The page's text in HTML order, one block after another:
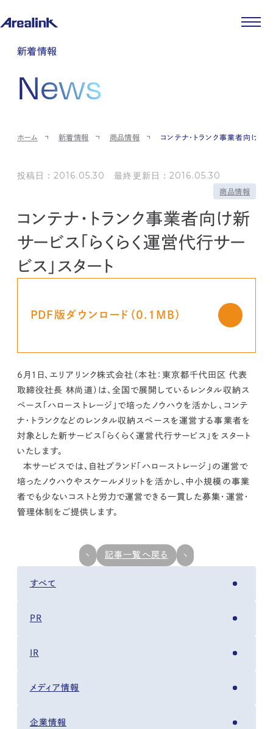
企業情報
企業理念
会社概要
コーポレートガバナンス
ストレージ事業
パートナー制度
土地権利整備事業
IR情報
IRカレンダー
IRポリシー
ストレージ室数実績
個人投資家の皆様へ
よくある質問・用語集
IRメール登録
免責事項
ニュース
商品情報
先輩社員インタビュー
お問い合わせ
kur
土地活用
エリアリンクグループ ジャパントランクル
シー
新着情報
News
ホーム 新着情報 商品情報 コンテナ・トランク事業者向け新
すべて
PR
IR
メディア情報
企業情報
投稿日：2016.05.30 最終更新日：2016.05.30
商品情報
コンテナ・トランク事業者向け新
サービス「らくらく運営代行サー
ビス」スタート
PDF版ダウンロード（0.1MB）
6月1日、エリアリンク株式会社（本社：東京都千代田区 代表
取締役社長 林尚道）は、全国で展開しているレンタル収納ス
ペース「ハローストレージ」で培ったノウハウを活かし、コンテ
ナ・トランクなどのレンタル収納スペースを運営する事業者を
対象とした新サービス「らくらく運営代行サービス」をスタート
いたします。
本サービスでは、自社ブランド「ハローストレージ」の運営で
培ったノウハウやスケールメリットを活かし、中小規模の事業
者でも少ないコストと労力で運営できる一貫した募集・運営・
管理体制をご提供します。
記事一覧へ戻る